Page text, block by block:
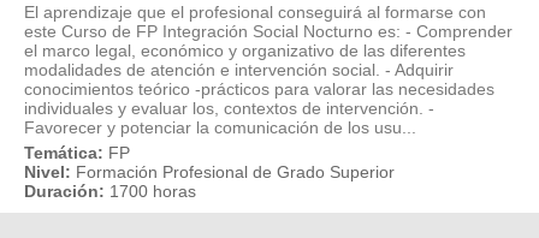
El aprendizaje que el profesional conseguirá al formarse con
este Curso de FP Integración Social Nocturno es: - Comprender
el marco legal, económico y organizativo de las diferentes
modalidades de atención e intervención social. - Adquirir
conocimientos teórico -prácticos para valorar las necesidades
individuales y evaluar los, contextos de intervención. -
Favorecer y potenciar la comunicación de los usu...
Temática: FP
Nivel: Formación Profesional de Grado Superior
Duración: 1700 horas